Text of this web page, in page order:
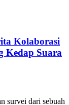
Kolaborasi
Kedap Suara
survei dari sebuah